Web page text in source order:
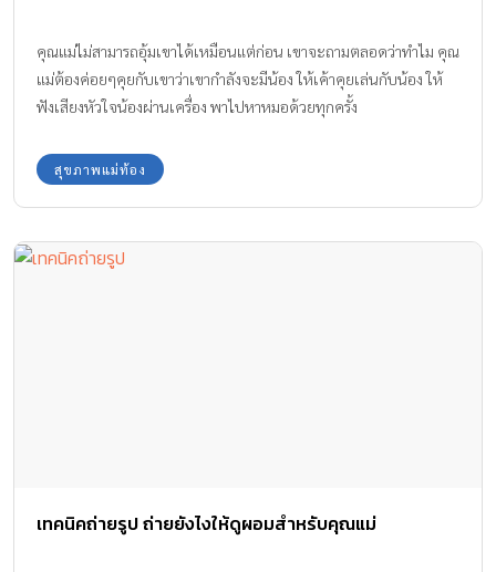
คุณแม่ไม่สามารถอุ้มเขาได้เหมือนแต่ก่อน เขาจะถามตลอดว่าทำไม คุณ
แม่ต้องค่อยๆคุยกับเขาว่าเขากำลังจะมีน้อง ให้เค้าคุยเล่นกับน้อง ให้
ฟังเสียงหัวใจน้องผ่านเครื่อง พาไปหาหมอด้วยทุกครั้ง
สุขภาพแม่ท้อง
เทคนิคถ่ายรูป ถ่ายยังไงให้ดูผอมสำหรับคุณแม่